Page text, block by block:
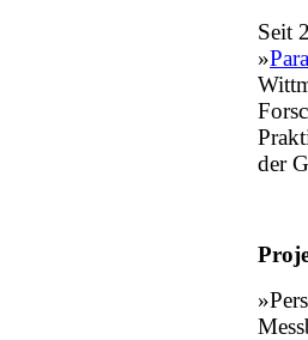
Seit
»
der